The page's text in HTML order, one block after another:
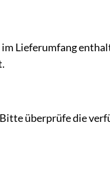
Lieferumfang
überprüfe die